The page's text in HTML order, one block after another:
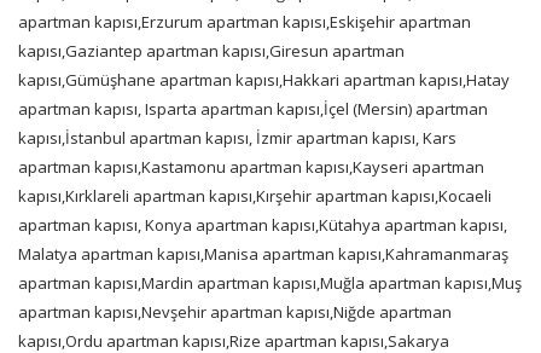
apartman kapısı,Erzurum apartman kapısı,Eskişehir apartman
kapısı,Gaziantep apartman kapısı,Giresun apartman
kapısı,Gümüşhane apartman kapısı,Hakkari apartman kapısı,Hatay
apartman kapısı, Isparta apartman kapısı,İçel (Mersin) apartman
kapısı,İstanbul apartman kapısı, İzmir apartman kapısı, Kars
apartman kapısı,Kastamonu apartman kapısı,Kayseri apartman
kapısı,Kırklareli apartman kapısı,Kırşehir apartman kapısı,Kocaeli
apartman kapısı, Konya apartman kapısı,Kütahya apartman kapısı,
Malatya apartman kapısı,Manisa apartman kapısı,Kahramanmaraş
apartman kapısı,Mardin apartman kapısı,Muğla apartman kapısı,Muş
apartman kapısı,Nevşehir apartman kapısı,Niğde apartman
kapısı,Ordu apartman kapısı,Rize apartman kapısı,Sakarya